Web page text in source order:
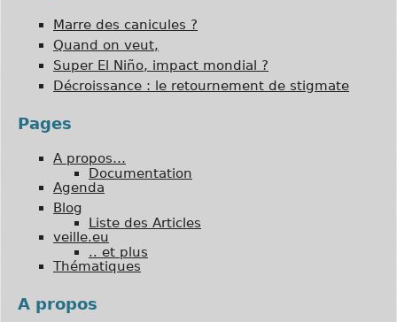
Marre des canicules ?
Quand on veut,
Super El Niño, impact mondial ?
Décroissance : le retournement de stigmate
Pages
A propos…
Documentation
Agenda
Blog
Liste des Articles
veille.eu
.. et plus
Thématiques
A propos